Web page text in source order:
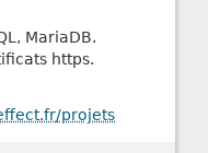
MariaDB.
https.
projets